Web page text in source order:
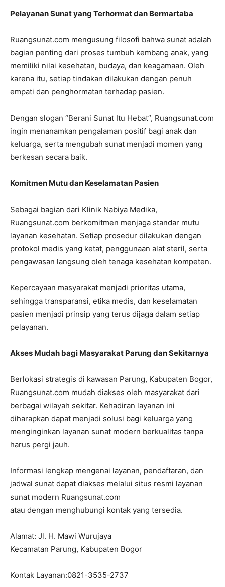
Pelayanan Sunat yang Terhormat dan Bermartaba
Ruangsunat.com mengusung filosofi bahwa sunat adalah
bagian penting dari proses tumbuh kembang anak, yang
memiliki nilai kesehatan, budaya, dan keagamaan. Oleh
karena itu, setiap tindakan dilakukan dengan penuh
empati dan penghormatan terhadap pasien.
Dengan slogan “Berani Sunat Itu Hebat”, Ruangsunat.com
ingin menanamkan pengalaman positif bagi anak dan
keluarga, serta mengubah sunat menjadi momen yang
berkesan secara baik.
Komitmen Mutu dan Keselamatan Pasien
Sebagai bagian dari Klinik Nabiya Medika,
Ruangsunat.com berkomitmen menjaga standar mutu
layanan kesehatan. Setiap prosedur dilakukan dengan
protokol medis yang ketat, penggunaan alat steril, serta
pengawasan langsung oleh tenaga kesehatan kompeten.
Kepercayaan masyarakat menjadi prioritas utama,
sehingga transparansi, etika medis, dan keselamatan
pasien menjadi prinsip yang terus dijaga dalam setiap
pelayanan.
Akses Mudah bagi Masyarakat Parung dan Sekitarnya
Berlokasi strategis di kawasan Parung, Kabupaten Bogor,
Ruangsunat.com mudah diakses oleh masyarakat dari
berbagai wilayah sekitar. Kehadiran layanan ini
diharapkan dapat menjadi solusi bagi keluarga yang
menginginkan layanan sunat modern berkualitas tanpa
harus pergi jauh.
Informasi lengkap mengenai layanan, pendaftaran, dan
jadwal sunat dapat diakses melalui situs resmi layanan
sunat modern Ruangsunat.com
atau dengan menghubungi kontak yang tersedia.
Alamat: Jl. H. Mawi Wurujaya
Kecamatan Parung, Kabupaten Bogor
Kontak Layanan:0821-3535-2737